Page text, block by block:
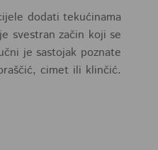
dodati tekućinama
svestran začin koji se
je sastojak poznate
cimet ili klinčić.